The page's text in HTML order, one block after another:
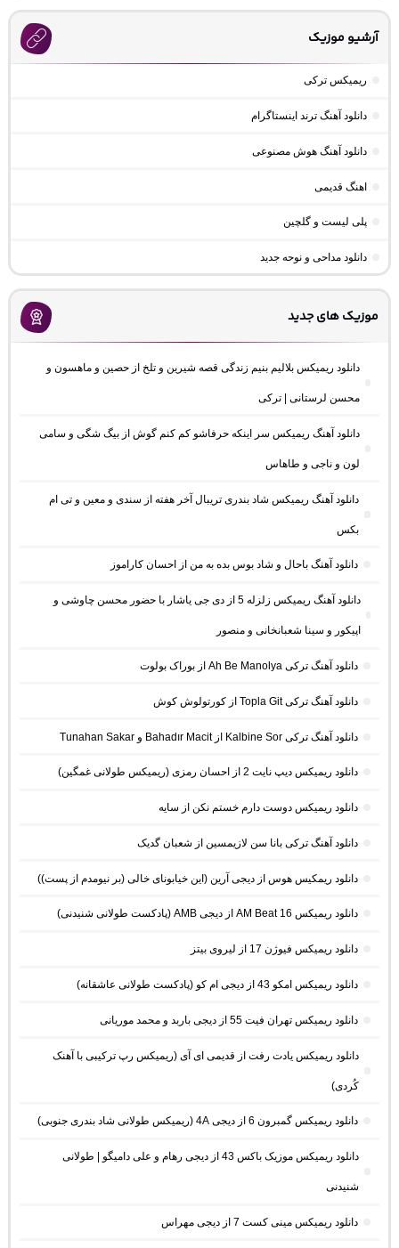
آرشیو موزیک
ریمیکس ترکی
دانلود آهنگ ترند اینستاگرام
دانلود آهنگ هوش مصنوعی
اهنگ قدیمی
پلی لیست و گلچین
دانلود مداحی و نوحه جدید
موزیک های جدید
دانلود ریمیکس بلالیم بنیم زندگی قصه شیرین و تلخ از حصین و ماهسون و
محسن لرستانی | ترکی
دانلود آهنگ ریمیکس سر اینکه حرفاشو کم کنم گوش از بیگ شگی و سامی
لون و ناجی و طاهاس
دانلود آهنگ ریمیکس شاد بندری تریبال آخر هفته از سندی و معین و تی ام
بکس
دانلود آهنگ باحال و شاد بوس بده به من از احسان کاراموز
دانلود آهنگ ریمیکس زلزله 5 از دی جی یاشار با حضور محسن چاوشی و
اپیکور و سینا شعبانخانی و منصور
دانلود آهنگ ترکی Ah Be Manolya از بوراک بولوت
دانلود آهنگ ترکی Topla Git از کورتولوش کوش
دانلود آهنگ ترکی Kalbine Sor از Bahadır Macit و Tunahan Sakar
دانلود ریمیکس دیپ نایت 2 از احسان رمزی (ریمیکس طولانی غمگین)
دانلود ریمیکس دوست دارم خستم نکن از سایه
دانلود آهنگ ترکی بانا سن لازیمسین از شعبان گدیک
دانلود ریمکیس هوس از دیجی آرین (این خیابونای خالی (بر نیومدم از پست))
دانلود ریمیکس AM Beat 16 از دیجی AMB (پادکست طولانی شنیدنی)
دانلود ریمیکس فیوژن 17 از لیروی بیتز
دانلود ریمیکس امکو 43 از دیجی ام کو (پادکست طولانی عاشقانه)
دانلود ریمیکس تهران فیت 55 از دیجی باربد و محمد موریانی
دانلود ریمیکس یادت رفت از قدیمی ای آی (ریمیکس رپ ترکیبی با آهنک
کُردی)
دانلود ریمیکس گمبرون 6 از دیجی 4A (ریمیکس طولانی شاد بندری جنوبی)
دانلود ریمیکس موزیک باکس 43 از دیجی رهام و علی دامیگو | طولانی
شنیدنی
دانلود ریمیکس مینی کست 7 از دیجی مهراس